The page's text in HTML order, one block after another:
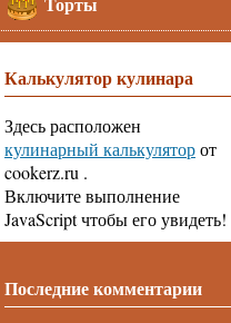
Калькулятор кулинара
Здесь расположен
кулинарный калькуляторот
cookerz.ru .
Включите выполнение
JavaScript чтобы его увидеть!
Последние комментарии